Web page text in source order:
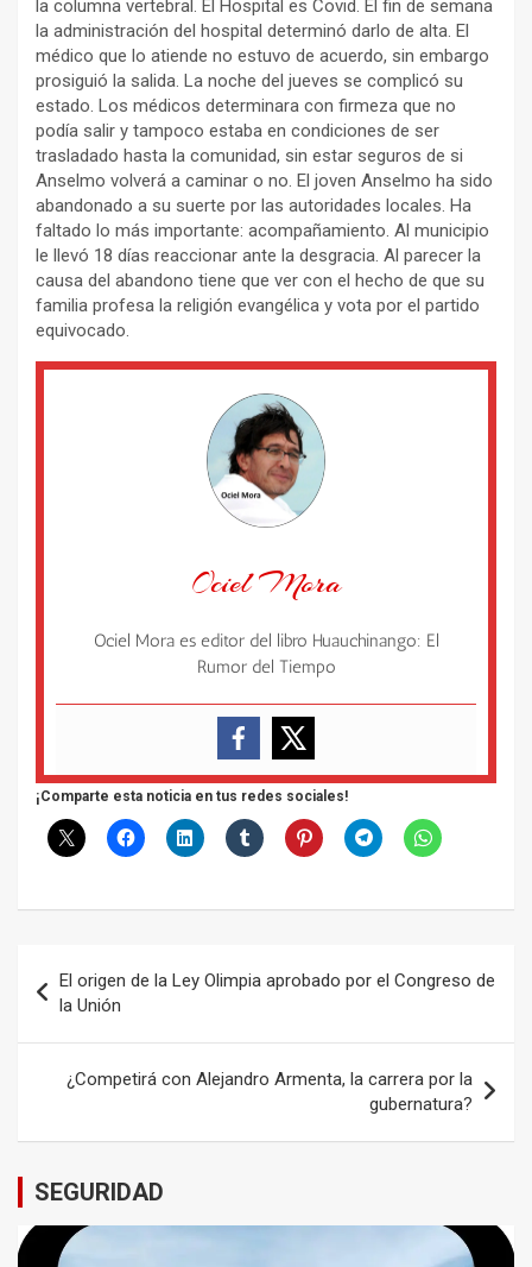
la columna vertebral. El Hospital es Covid. El fin de semana
la administración del hospital determinó darlo de alta. El
médico que lo atiende no estuvo de acuerdo, sin embargo
prosiguió la salida. La noche del jueves se complicó su
estado. Los médicos determinara con firmeza que no
podía salir y tampoco estaba en condiciones de ser
trasladado hasta la comunidad, sin estar seguros de si
Anselmo volverá a caminar o no. El joven Anselmo ha sido
abandonado a su suerte por las autoridades locales. Ha
faltado lo más importante: acompañamiento. Al municipio
le llevó 18 días reaccionar ante la desgracia. Al parecer la
causa del abandono tiene que ver con el hecho de que su
familia profesa la religión evangélica y vota por el partido
equivocado.
Ociel Mora
Ociel Mora es editor del libro Huauchinango: El
Rumor del Tiempo
¡Comparte esta noticia en tus redes sociales!
de
entradas
El origen de la Ley Olimpia aprobado por el Congreso de
la Unión
¿Competirá con Alejandro Armenta, la carrera por la
gubernatura?
SEGURIDAD